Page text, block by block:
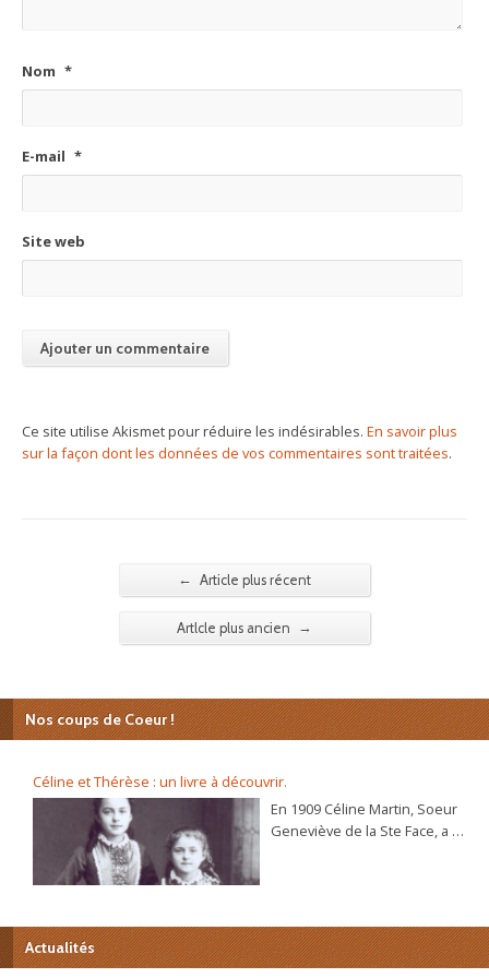
Nom *
E-mail *
Site web
Ce site utilise Akismet pour réduire les indésirables. En savoir plus
sur la façon dont les données de vos commentaires sont traitées.
← Article plus récent
Artlcle plus ancien →
Nos coups de Coeur !
Céline et Thérèse : un livre à découvrir.
En 1909 Céline Martin, Soeur
Geneviève de la Ste Face, a 40
béatification va s’ouvrir
bientôt. C’est alors que la
Actualités